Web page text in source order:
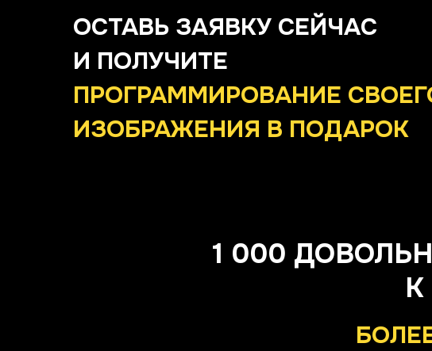
ОСТАВЬ ЗАЯВКУ СЕЙЧАС
И ПОЛУЧИТЕ
ПРОГРАММИРОВАНИЕ
ИЗОБРАЖЕНИЯ В ПОДАРОК
1 000